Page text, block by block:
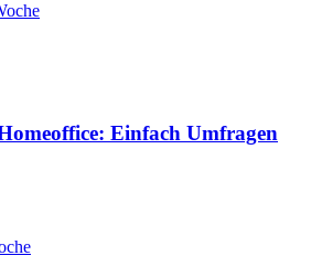
Einfach Umfragen